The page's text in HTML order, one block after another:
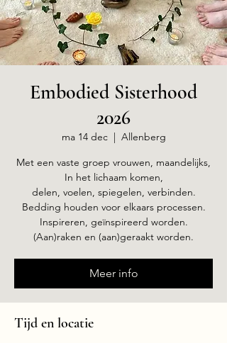
Embodied Sisterhood
2026
ma 14 dec
  |
Allenberg
Met een vaste groep vrouwen, maandelijks,
In het lichaam komen,
delen, voelen, spiegelen, verbinden.
Bedding houden voor elkaars processen.
Inspireren, geïnspireerd worden.
(Aan)raken en (aan)geraakt worden.
Meer info
Tijd en locatie